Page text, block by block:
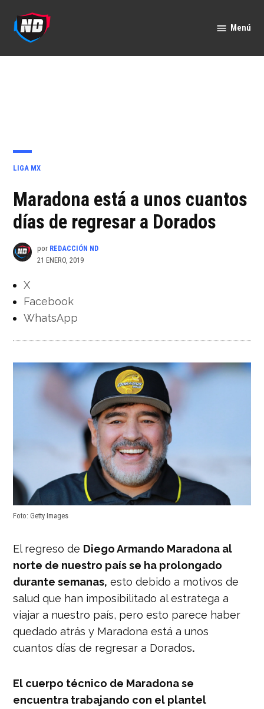
contenido
Menú
PUBLICADO
LIGA MX
Maradona está a unos cuantos
días de regresar a Dorados
por REDACCIÓN ND
21 ENERO, 2019
X
Facebook
WhatsApp
Foto: Getty Images
El regreso de Diego Armando Maradona al
norte de nuestro país se ha prolongado
durante semanas, esto debido a motivos de
salud que han imposibilitado al estratega a
viajar a nuestro país, pero esto parece haber
quedado atrás y Maradona está a unos
cuantos días de regresar a Dorados.
El cuerpo técnico de Maradona se
encuentra trabajando con el plantel